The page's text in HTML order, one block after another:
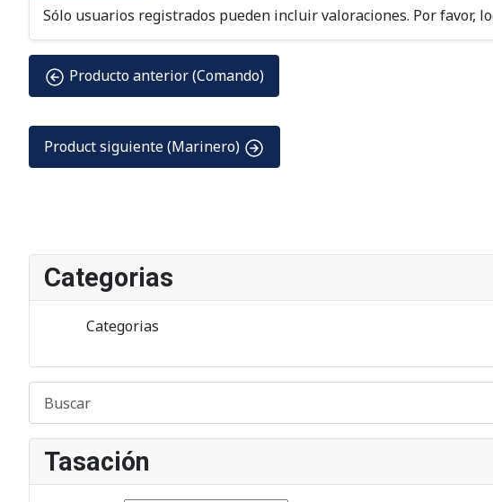
Categorias
Categorias
Tasación
Sólo usuarios registrados pueden incluir valoraciones. Por favor,
Producto anterior (Comando)
Product siguiente (Marinero)